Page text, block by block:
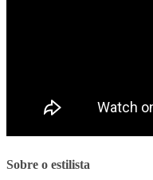
Sobre o estilista